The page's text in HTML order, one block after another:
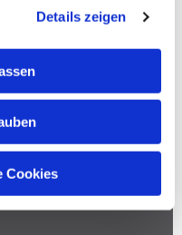
Details zeigen
Cookies